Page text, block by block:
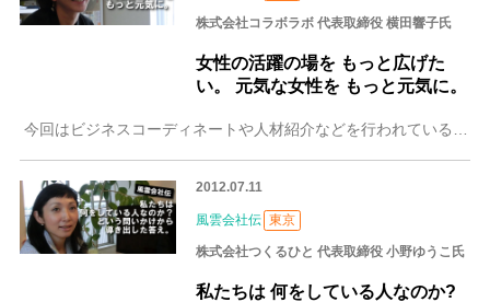
株式会社コラボラボ 代表取締役 横田響子氏
女性の活躍の場を もっと広げた
い。 元気な女性を もっと元気に。
2012.07.11
風雲会社伝 東京
株式会社つくるひと 代表取締役 小野ゆうこ氏
私たちは 何をしている人なのか?